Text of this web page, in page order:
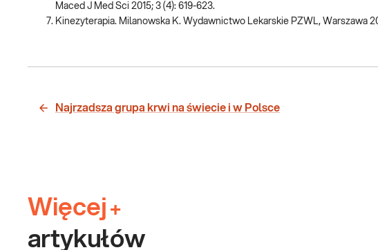
Maced J Med Sci 2015; 3 (4): 619-623.
Kinezyterapia. Milanowska K. Wydawnictwo Lekarskie PZWL, Warszawa
Najrzadsza grupa krwi na świecie i w Polsce
Więcej +
artykułów